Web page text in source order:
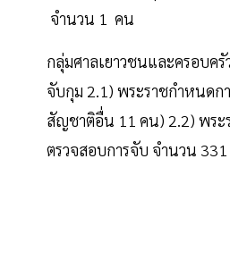
จำนวน 1 คน
กลุ่มศาลเยาวชนและครอบค
จับกุม 2.1) พระราชกำหนด
สัญชาติอื่น 11 คน) 2.2) พร
ตรวจสอบการจับ จำนวน